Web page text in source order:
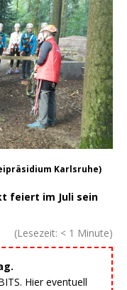
Karlsruhe)
feiert im Juli sein
(Lesezeit: < 1 Minute)
Hier eventuell